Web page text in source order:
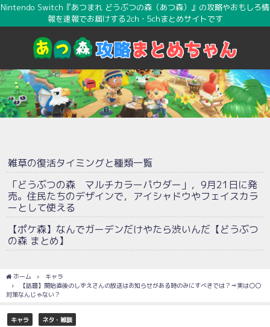
Nintendo Switch『あつまれ どうぶつの森（あつ森）』の攻略やおもしろ情
報を速報でお届けする2ch・5chまとめサイトです
雑草の復活タイミングと種類一覧
「どうぶつの森 マルチカラーパウダー」，9月21日に発
売。住民たちのデザインで，アイシャドウやフェイスカラ
ーとして使える
【ポケ森】なんでガーデンだけやたら渋いんだ【どうぶつ
の森 まとめ】
ホーム
キャラ
【話題】開始直後のしずえさんの放送はお知らせがある時のみにすべきでは？⇒実は〇〇
対策なんじゃない？
キャラ ネタ・雑談